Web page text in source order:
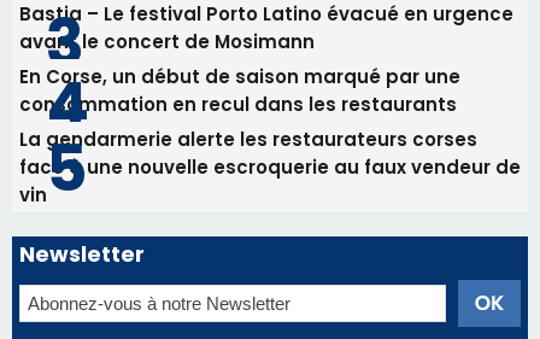
Bastia – Le festival Porto Latino évacué en urgence
avant le concert de Mosimann
En Corse, un début de saison marqué par une
consommation en recul dans les restaurants
La gendarmerie alerte les restaurateurs corses
face à une nouvelle escroquerie au faux vendeur de
vin
Newsletter